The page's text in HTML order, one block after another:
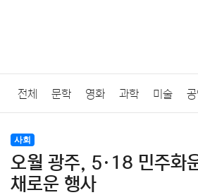
전체 문학 영화 과학 미술
법률
질병 가요 방송 일상 주식
사회
오월 광주, 5·18 민주화
채로운 행사